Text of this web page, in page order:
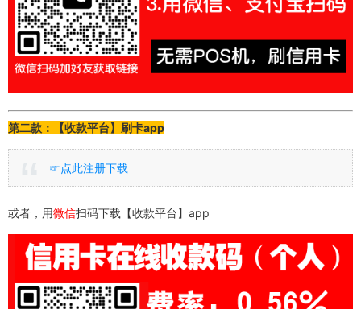
第二款：【收款平台】刷卡app
☞点此注册下载
或者，用微信扫码下载【收款平台】app